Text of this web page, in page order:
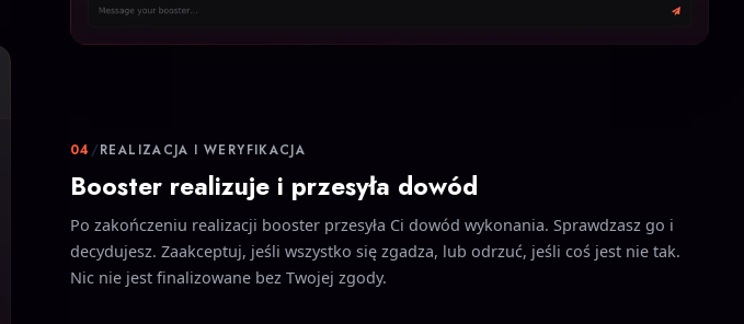
04 /REALIZACJA I WERYFIKACJA
Booster realizuje i przesyła dowód
Po zakończeniu realizacji booster przesyła Ci dowód wykonania. Sprawdzasz go i
decydujesz. Zaakceptuj, jeśli wszystko się zgadza, lub odrzuć, jeśli coś jest nie tak.
Nic nie jest finalizowane bez Twojej zgody.